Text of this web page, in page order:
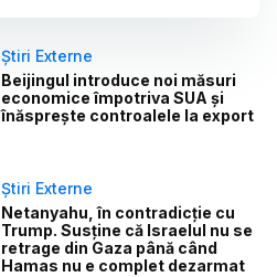
Știri Externe
Beijingul introduce noi măsuri
economice împotriva SUA și
înăsprește controalele la export
Știri Externe
Netanyahu, în contradicție cu
Trump. Susține că Israelul nu se
retrage din Gaza până când
Hamas nu e complet dezarmat